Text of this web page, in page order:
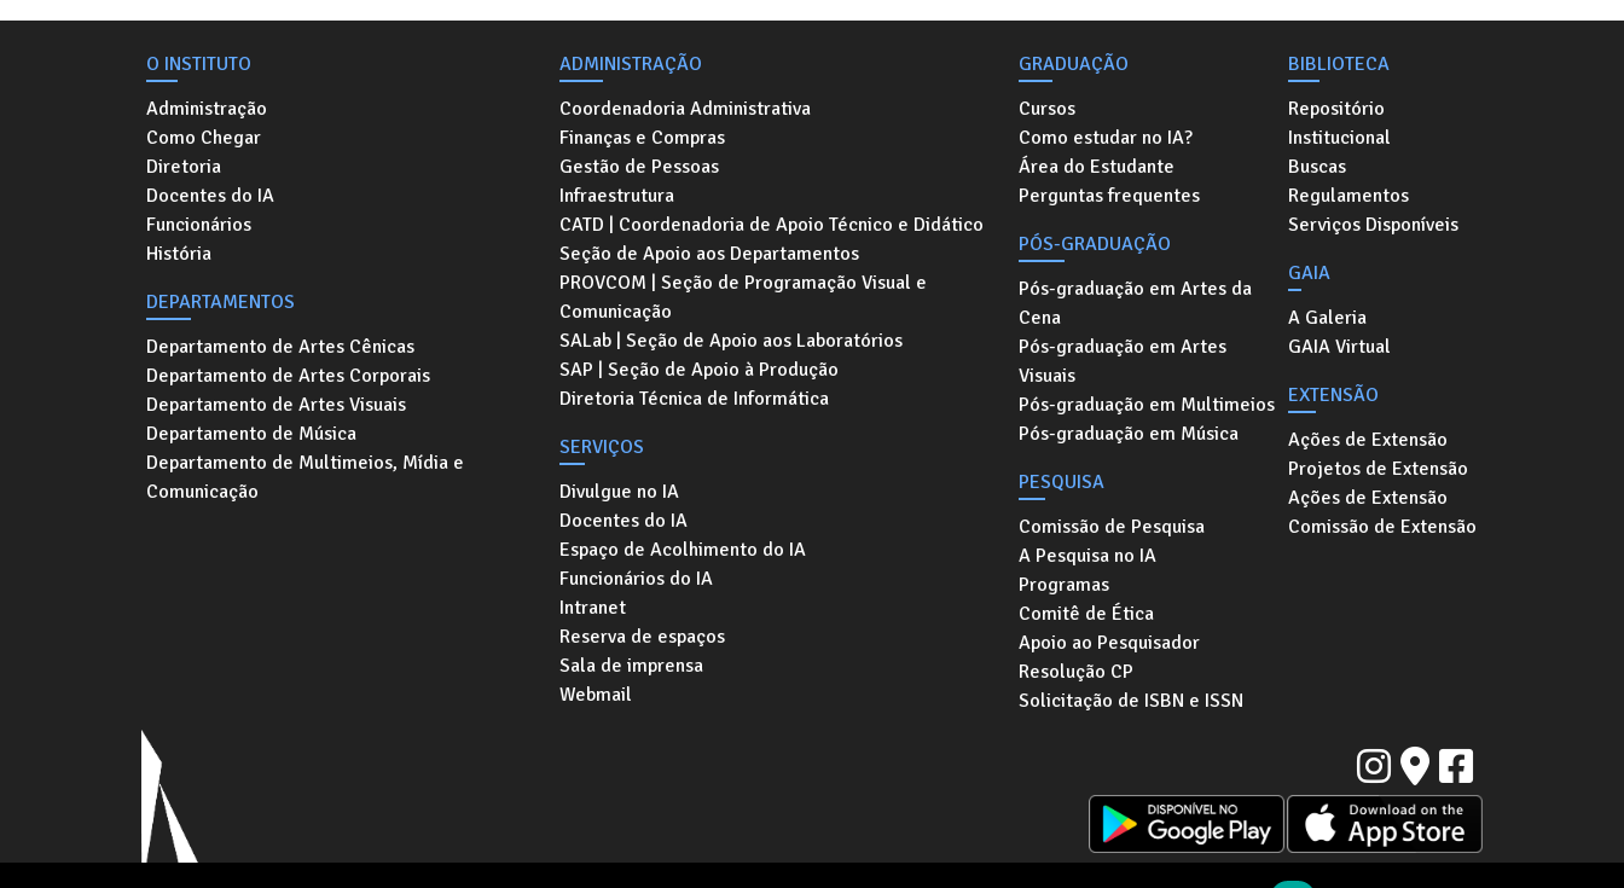
O INSTITUTO
Administração
Como Chegar
Diretoria
Docentes do IA
Funcionários
História
DEPARTAMENTOS
Departamento de Artes Cênicas
Departamento de Artes Corporais
Departamento de Artes Visuais
Departamento de Música
Departamento de Multimeios, Mídia e
Comunicação
ADMINISTRAÇÃO
Coordenadoria Administrativa
Finanças e Compras
Gestão de Pessoas
Infraestrutura
CATD | Coordenadoria de Apoio Técnico e Didático
Seção de Apoio aos Departamentos
PROVCOM | Seção de Programação Visual e
Comunicação
SALab | Seção de Apoio aos Laboratórios
SAP | Seção de Apoio à Produção
Diretoria Técnica de Informática
SERVIÇOS
Divulgue no IA
Docentes do IA
Espaço de Acolhimento do IA
Funcionários do IA
Intranet
Reserva de espaços
Sala de imprensa
Webmail
GRADUAÇÃO
Cursos
Como estudar no IA?
Área do Estudante
Perguntas frequentes
PÓS-GRADUAÇÃO
Pós-graduação em Artes da
Cena
Pós-graduação em Artes
Visuais
Pós-graduação em Multimeios
Pós-graduação em Música
PESQUISA
Comissão de Pesquisa
A Pesquisa no IA
Programas
Comitê de Ética
Apoio ao Pesquisador
Resolução CP
Solicitação de ISBN e ISSN
BIBLIOTECA
Repositório
Institucional
Buscas
Regulamentos
Serviços Disponíveis
GAIA
A Galeria
GAIA Virtual
EXTENSÃO
Ações de Extensão
Projetos de Extensão
Ações de Extensão
Comissão de Extensão